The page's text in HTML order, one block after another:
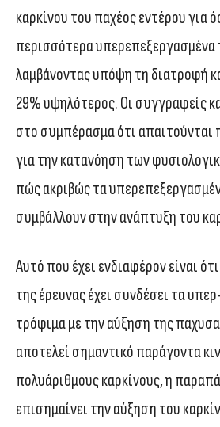
καρκίνου του παχέος εντέρου για
περισσότερα υπερεπεξεργασμένα
λαμβάνοντας υπόψη τη διατροφή
29% υψηλότερος. Οι συγγραφείς
στο συμπέρασμα ότι απαιτούνται
για την κατανόηση των
πώς ακριβώς τα
συμβάλλουν στην ανάπτυξη του
Αυτό που έχει ενδιαφέρον είναι
της έρευνας έχει συνδέσει τα
τρόφιμα με την αύξηση της
αποτελεί σημαντικό παράγοντα
πολυάριθμους καρκίνους, η
επισημαίνει την αύξηση του